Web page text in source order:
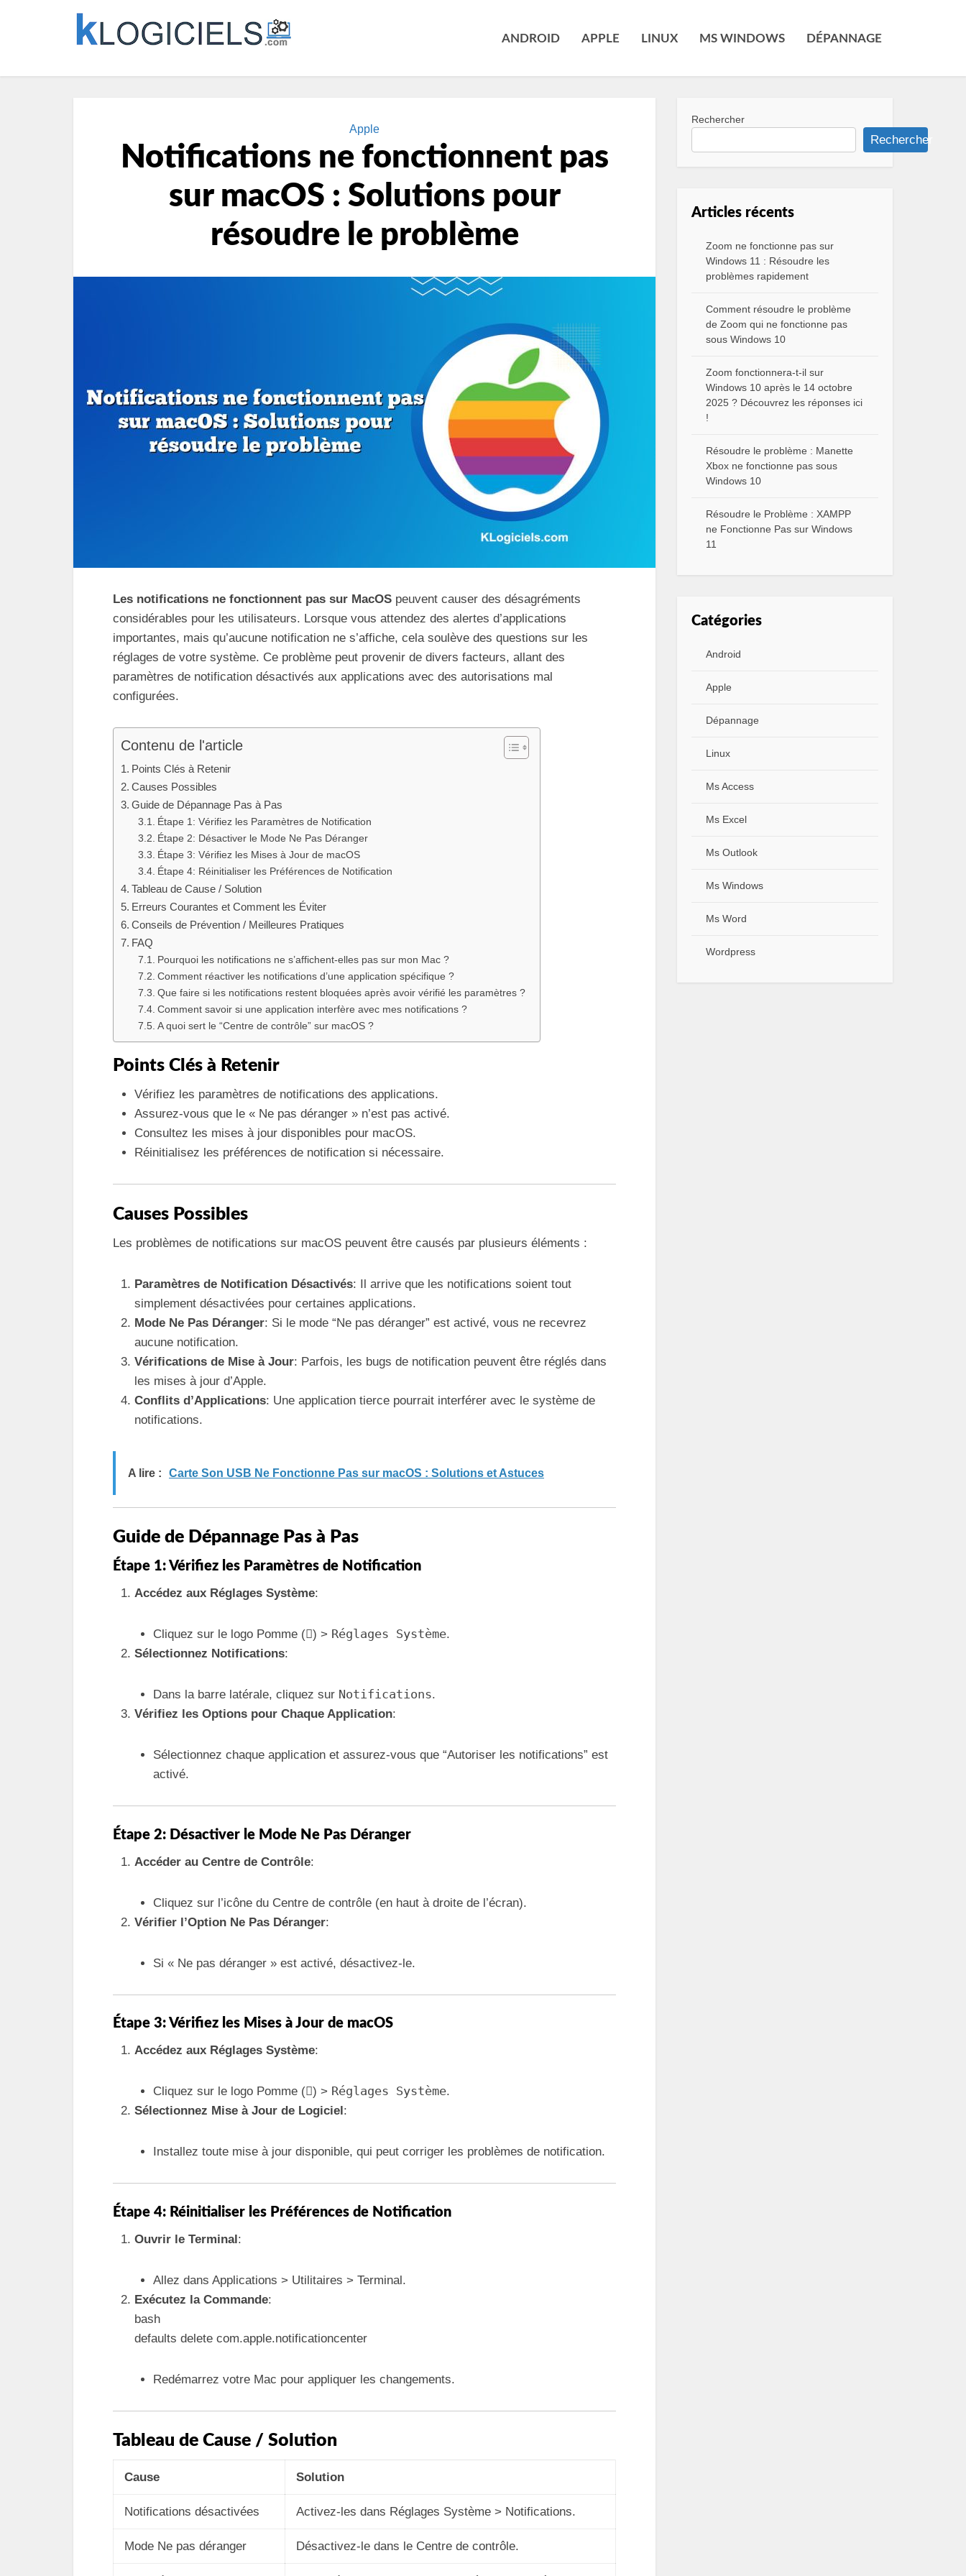
ANDROID APPLE LINUX MS WINDOWS DÉPANNAGE
Apple
Notifications ne fonctionnent pas
sur macOS : Solutions pour
résoudre le problème
Les notifications ne fonctionnent pas sur MacOS peuvent causer des désagréments
considérables pour les utilisateurs. Lorsque vous attendez des alertes d’applications
importantes, mais qu’aucune notification ne s’affiche, cela soulève des questions sur les
réglages de votre système. Ce problème peut provenir de divers facteurs, allant des
paramètres de notification désactivés aux applications avec des autorisations mal
configurées.
Contenu de l'article
Points Clés à Retenir
Causes Possibles
Guide de Dépannage Pas à Pas
Étape 1: Vérifiez les Paramètres de Notification
Étape 2: Désactiver le Mode Ne Pas Déranger
Étape 3: Vérifiez les Mises à Jour de macOS
Étape 4: Réinitialiser les Préférences de Notification
Tableau de Cause / Solution
Erreurs Courantes et Comment les Éviter
Conseils de Prévention / Meilleures Pratiques
FAQ
Pourquoi les notifications ne s’affichent-elles pas sur mon Mac ?
Comment réactiver les notifications d’une application spécifique ?
Que faire si les notifications restent bloquées après avoir vérifié les paramètres ?
Comment savoir si une application interfère avec mes notifications ?
A quoi sert le “Centre de contrôle” sur macOS ?
Points Clés à Retenir
Vérifiez les paramètres de notifications des applications.
Assurez-vous que le « Ne pas déranger » n’est pas activé.
Consultez les mises à jour disponibles pour macOS.
Réinitialisez les préférences de notification si nécessaire.
Causes Possibles
Les problèmes de notifications sur macOS peuvent être causés par plusieurs éléments :
Paramètres de Notification Désactivés: Il arrive que les notifications soient tout
simplement désactivées pour certaines applications.
Mode Ne Pas Déranger: Si le mode “Ne pas déranger” est activé, vous ne recevrez
aucune notification.
Vérifications de Mise à Jour: Parfois, les bugs de notification peuvent être réglés dans
les mises à jour d’Apple.
Conflits d’Applications: Une application tierce pourrait interférer avec le système de
notifications.
A lire : Carte Son USB Ne Fonctionne Pas sur macOS : Solutions et Astuces
Guide de Dépannage Pas à Pas
Étape 1: Vérifiez les Paramètres de Notification
Accédez aux Réglages Système:
Cliquez sur le logo Pomme () > Réglages Système.
Sélectionnez Notifications:
Dans la barre latérale, cliquez sur Notifications.
Vérifiez les Options pour Chaque Application:
Sélectionnez chaque application et assurez-vous que “Autoriser les notifications” est
activé.
Étape 2: Désactiver le Mode Ne Pas Déranger
Accéder au Centre de Contrôle:
Cliquez sur l’icône du Centre de contrôle (en haut à droite de l’écran).
Vérifier l’Option Ne Pas Déranger:
Si « Ne pas déranger » est activé, désactivez-le.
Étape 3: Vérifiez les Mises à Jour de macOS
Accédez aux Réglages Système:
Cliquez sur le logo Pomme () > Réglages Système.
Sélectionnez Mise à Jour de Logiciel:
Installez toute mise à jour disponible, qui peut corriger les problèmes de notification.
Étape 4: Réinitialiser les Préférences de Notification
Ouvrir le Terminal:
Allez dans Applications > Utilitaires > Terminal.
Exécutez la Commande:
bash
defaults delete com.apple.notificationcenter
Redémarrez votre Mac pour appliquer les changements.
Tableau de Cause / Solution
Cause Solution
Notifications désactivées Activez-les dans Réglages Système > Notifications.
Mode Ne pas déranger Désactivez-le dans le Centre de contrôle.
Rechercher
Rechercher
Articles récents
Zoom ne fonctionne pas sur
Windows 11 : Résoudre les
problèmes rapidement
Comment résoudre le problème
de Zoom qui ne fonctionne pas
sous Windows 10
Zoom fonctionnera-t-il sur
Windows 10 après le 14 octobre
2025 ? Découvrez les réponses ici
!
Résoudre le problème : Manette
Xbox ne fonctionne pas sous
Windows 10
Résoudre le Problème : XAMPP
ne Fonctionne Pas sur Windows
11
Catégories
Android
Apple
Dépannage
Linux
Ms Access
Ms Excel
Ms Outlook
Ms Windows
Ms Word
Wordpress